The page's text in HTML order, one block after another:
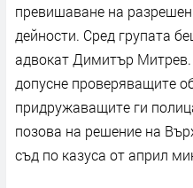
превишаване на
дейности. Сред групата
адвокат Димитър
допусне проверяващите
придружаващите ги
позова на решение на
съд по казуса от април